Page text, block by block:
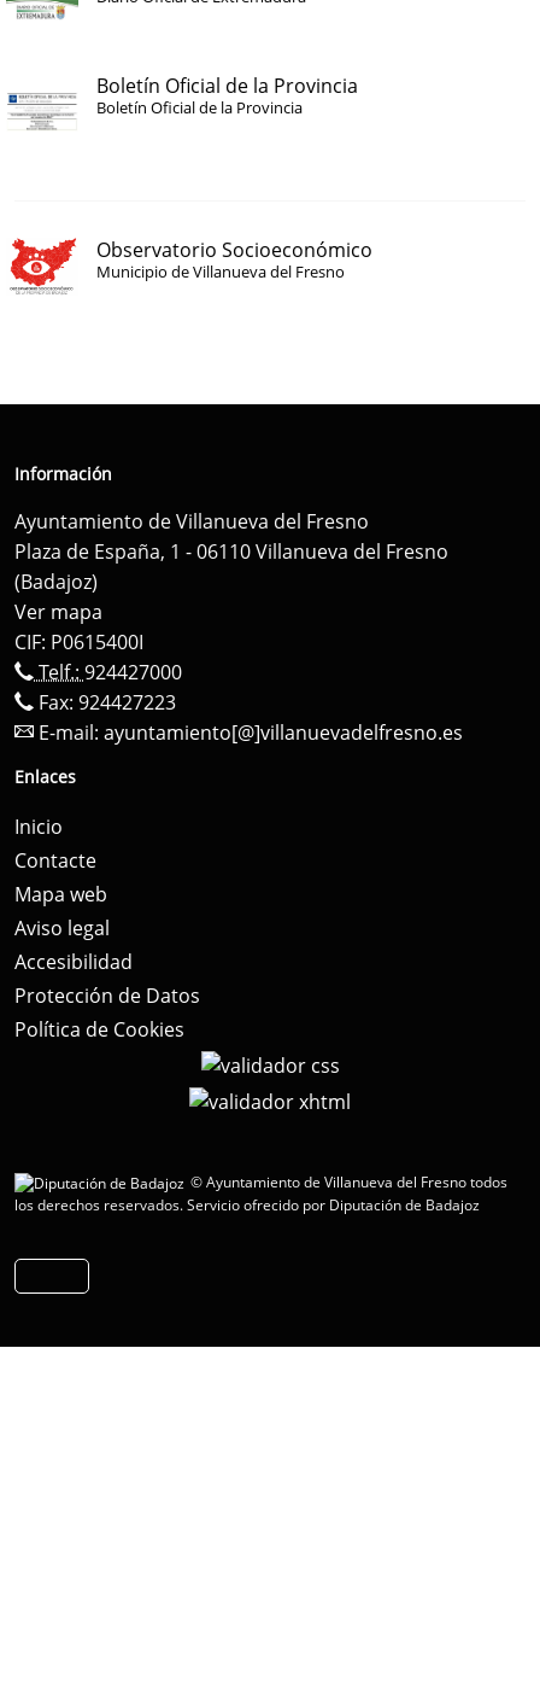
Boletín Oficial de la Provincia
Boletín Oficial de la Provincia
Observatorio Socioeconómico
Municipio de Villanueva del Fresno
Información
Ayuntamiento de Villanueva del Fresno
Plaza de España, 1 - 06110 Villanueva del Fresno
(Badajoz)
Ver mapa
CIF: P0615400I
Telf.: 924427000
Fax: 924427223
E-mail: ayuntamiento[@]villanuevadelfresno.es
Enlaces
Inicio
Contacte
Mapa web
Aviso legal
Accesibilidad
Protección de Datos
Política de Cookies
© Ayuntamiento de Villanueva del Fresno todos
los derechos reservados.Servicio ofrecido por Diputación de Badajoz